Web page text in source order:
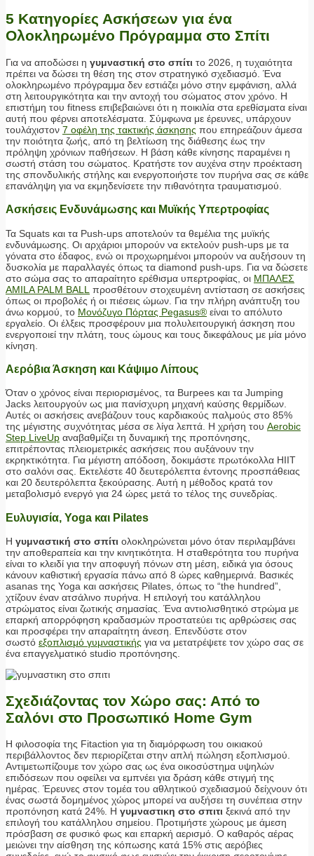
5 Κατηγορίες Ασκήσεων για ένα
Ολοκληρωμένο Πρόγραμμα στο Σπίτι
Για να αποδώσει η γυμναστική στο σπίτι το 2026, η τυχαιότητα
πρέπει να δώσει τη θέση της στον στρατηγικό σχεδιασμό. Ένα
ολοκληρωμένο πρόγραμμα δεν εστιάζει μόνο στην εμφάνιση, αλλά
στη λειτουργικότητα και την αντοχή του σώματος στον χρόνο. Η
επιστήμη του fitness επιβεβαιώνει ότι η ποικιλία στα ερεθίσματα είναι
αυτή που φέρνει αποτελέσματα. Σύμφωνα με έρευνες, υπάρχουν
τουλάχιστον 7 οφέλη της τακτικής άσκησης που επηρεάζουν άμεσα
την ποιότητα ζωής, από τη βελτίωση της διάθεσης έως την
πρόληψη χρόνιων παθήσεων. Η βάση κάθε κίνησης παραμένει η
σωστή στάση του σώματος. Κρατήστε τον αυχένα στην προέκταση
της σπονδυλικής στήλης και ενεργοποιήστε τον πυρήνα σας σε κάθε
επανάληψη για να εκμηδενίσετε την πιθανότητα τραυματισμού.
Ασκήσεις Ενδυνάμωσης και Μυϊκής Υπερτροφίας
Τα Squats και τα Push-ups αποτελούν τα θεμέλια της μυϊκής
ενδυνάμωσης. Οι αρχάριοι μπορούν να εκτελούν push-ups με τα
γόνατα στο έδαφος, ενώ οι προχωρημένοι μπορούν να αυξήσουν τη
δυσκολία με παραλλαγές όπως τα diamond push-ups. Για να δώσετε
στο σώμα σας το απαραίτητο ερέθισμα υπερτροφίας, οι ΜΠΑΛΕΣ
AMILA PALM BALL προσθέτουν στοχευμένη αντίσταση σε ασκήσεις
όπως οι προβολές ή οι πιέσεις ώμων. Για την πλήρη ανάπτυξη του
άνω κορμού, το Μονόζυγο Πόρτας Pegasus® είναι το απόλυτο
εργαλείο. Οι έλξεις προσφέρουν μια πολυλειτουργική άσκηση που
ενεργοποιεί την πλάτη, τους ώμους και τους δικεφάλους με μία μόνο
κίνηση.
Αερόβια Άσκηση και Κάψιμο Λίπους
Όταν ο χρόνος είναι περιορισμένος, τα Burpees και τα Jumping
Jacks λειτουργούν ως μια πανίσχυρη μηχανή καύσης θερμίδων.
Αυτές οι ασκήσεις ανεβάζουν τους καρδιακούς παλμούς στο 85%
της μέγιστης συχνότητας μέσα σε λίγα λεπτά. Η χρήση του Aerobic
Step LiveUp αναβαθμίζει τη δυναμική της προπόνησης,
επιτρέποντας πλειομετρικές ασκήσεις που αυξάνουν την
εκρηκτικότητα. Για μέγιστη απόδοση, δοκιμάστε πρωτόκολλα HIIT
στο σαλόνι σας. Εκτελέστε 40 δευτερόλεπτα έντονης προσπάθειας
και 20 δευτερόλεπτα ξεκούρασης. Αυτή η μέθοδος κρατά τον
μεταβολισμό ενεργό για 24 ώρες μετά το τέλος της συνεδρίας.
Ευλυγισία, Yoga και Pilates
Η γυμναστική στο σπίτι ολοκληρώνεται μόνο όταν περιλαμβάνει
την αποθεραπεία και την κινητικότητα. Η σταθερότητα του πυρήνα
είναι το κλειδί για την αποφυγή πόνων στη μέση, ειδικά για όσους
κάνουν καθιστική εργασία πάνω από 8 ώρες καθημερινά. Βασικές
asanas της Yoga και ασκήσεις Pilates, όπως το “the hundred”,
χτίζουν έναν ατσάλινο πυρήνα. Η επιλογή του κατάλληλου
στρώματος είναι ζωτικής σημασίας. Ένα αντιολισθητικό στρώμα με
επαρκή απορρόφηση κραδασμών προστατεύει τις αρθρώσεις σας
και προσφέρει την απαραίτητη άνεση. Επενδύστε στον
σωστό εξοπλισμό γυμναστικής για να μετατρέψετε τον χώρο σας σε
ένα επαγγελματικό studio προπόνησης.
Σχεδιάζοντας τον Χώρο σας: Από το
Σαλόνι στο Προσωπικό Home Gym
Η φιλοσοφία της Fitaction για τη διαμόρφωση του οικιακού
περιβάλλοντος δεν περιορίζεται στην απλή πώληση εξοπλισμού.
Αντιμετωπίζουμε τον χώρο σας ως ένα οικοσύστημα υψηλών
επιδόσεων που οφείλει να εμπνέει για δράση κάθε στιγμή της
ημέρας. Έρευνες στον τομέα του αθλητικού σχεδιασμού δείχνουν ότι
ένας σωστά δομημένος χώρος μπορεί να αυξήσει τη συνέπεια στην
προπόνηση κατά 24%. Η γυμναστικη στο σπιτι ξεκινά από την
επιλογή του κατάλληλου σημείου. Προτιμήστε χώρους με άμεση
πρόσβαση σε φυσικό φως και επαρκή αερισμό. Ο καθαρός αέρας
μειώνει την αίσθηση της κόπωσης κατά 15% στις αερόβιες